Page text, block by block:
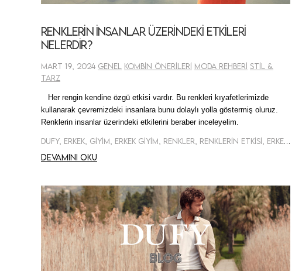
Renklerin İnsanlar Üzerindeki Etkileri
Nelerdir?
Mart 19, 2024 Genel Kombin Önerileri Moda Rehberi Stil &
Tarz
Her rengin kendine özgü etkisi vardır. Bu renkleri kıyafetlerimizde
kullanarak çevremizdeki insanlara bunu dolaylı yolla göstermiş oluruz.
Renklerin insanlar üzerindeki etkilerini beraber inceleyelim.
Devamını oku